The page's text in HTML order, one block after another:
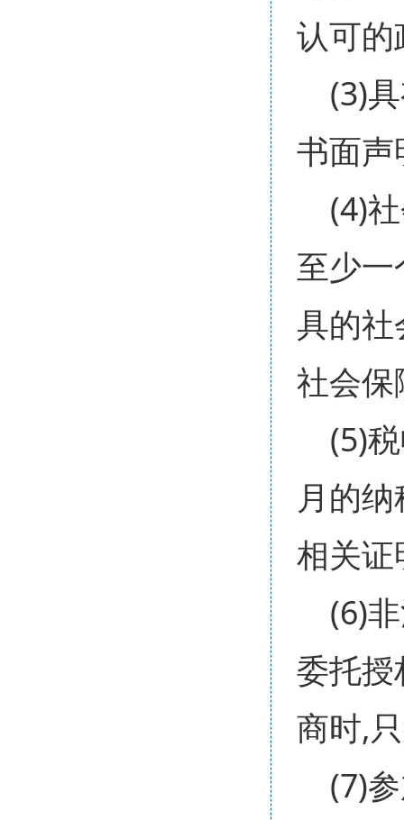
认可
(3)
书面声
(4)
至少
具的
社会
(5)
月的
相关
(6)
委托
商时,
(7)